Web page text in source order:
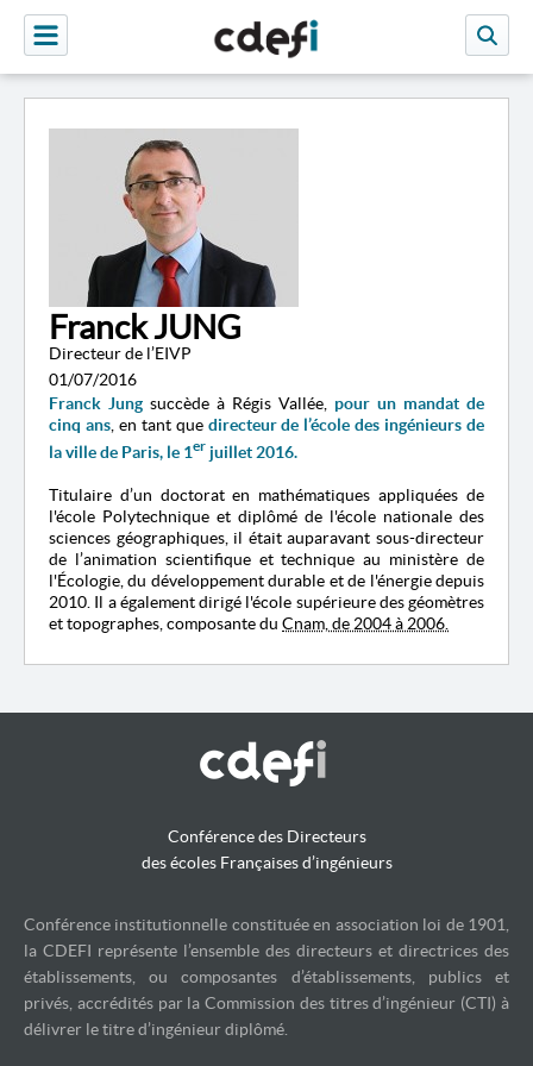
Franck JUNG
Directeur de l’EIVP
01/07/2016
Franck Jung succède à Régis Vallée, pour un mandat de
cinq ans, en tant que directeur de l’école des ingénieurs de
la ville de Paris, le 1er juillet 2016.
Titulaire d’un doctorat en mathématiques appliquées de
l'école Polytechnique et diplômé de l'école nationale des
sciences géographiques, il était auparavant sous-directeur
de l’animation scientifique et technique au ministère de
l'Écologie, du développement durable et de l'énergie depuis
2010. Il a également dirigé l'école supérieure des géomètres
et topographes, composante du Cnam, de 2004 à 2006.
Conférence des Directeurs
des écoles Françaises d’ingénieurs
Conférence institutionnelle constituée en association loi de 1901,
la CDEFI représente l’ensemble des directeurs et directrices des
établissements, ou composantes d’établissements, publics et
privés, accrédités par la Commission des titres d’ingénieur (CTI) à
délivrer le titre d’ingénieur diplômé.